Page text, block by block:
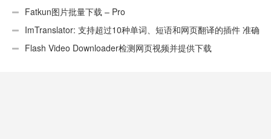
Fatkun图片批量下载 – Pro
ImTranslator: 支持超过10种单词、短语和网页翻译的插件 准确
性不错Flash Video Downloader检测网页视频并提供下载